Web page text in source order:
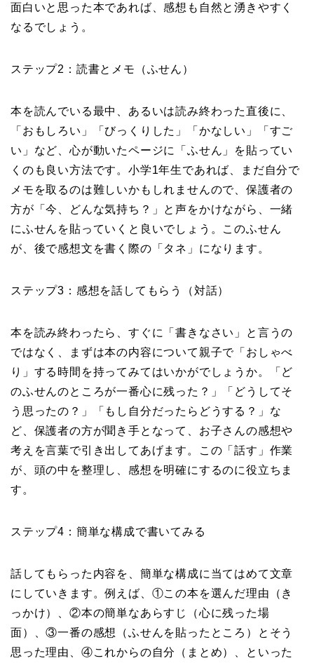
面白いと思った本であれば、感想も自然と湧きやすく
なるでしょう。
ステップ2：読書とメモ（ふせん）
本を読んでいる最中、あるいは読み終わった直後に、
「おもしろい」「びっくりした」「かなしい」「すご
い」など、心が動いたページに「ふせん」を貼ってい
くのも良い方法です。小学1年生であれば、まだ自分で
メモを取るのは難しいかもしれませんので、保護者の
方が「今、どんな気持ち？」と声をかけながら、一緒
にふせんを貼っていくと良いでしょう。このふせん
が、後で感想文を書く際の「タネ」になります。
ステップ3：感想を話してもらう（対話）
本を読み終わったら、すぐに「書きなさい」と言うの
ではなく、まずは本の内容について親子で「おしゃべ
り」する時間を持ってみてはいかがでしょうか。「ど
のふせんのところが一番心に残った？」「どうしてそ
う思ったの？」「もし自分だったらどうする？」な
ど、保護者の方が聞き手となって、お子さんの感想や
考えを言葉で引き出してあげます。この「話す」作業
が、頭の中を整理し、感想を明確にするのに役立ちま
す。
ステップ4：簡単な構成で書いてみる
話してもらった内容を、簡単な構成に当てはめて文章
にしていきます。例えば、①この本を選んだ理由（き
っかけ）、②本の簡単なあらすじ（心に残った場
面）、③一番の感想（ふせんを貼ったところ）とそう
思った理由、④これからの自分（まとめ）、といった